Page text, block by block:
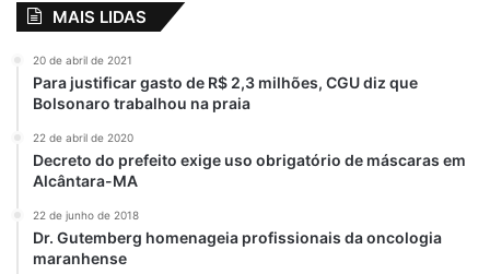
Parlamento Estadual seguiu com o
governador Carlos Brandão para prestigiar o
Instituto Estadual de Educação, Ciência e
Tecnologia do Maranhão (IEMA) na etapa
estadual do Fira Robo World Cup, evento
de robótica que visa incentivar e fomentar o
adolescentes e adultos.
MAIS LIDAS
20 de abril de 2021
Para justificar gasto de R$ 2,3 milhões, CGU diz que
Bolsonaro trabalhou na praia
22 de abril de 2020
Decreto do prefeito exige uso obrigatório de máscaras em
Alcântara-MA
22 de junho de 2018
Dr. Gutemberg homenageia profissionais da oncologia
maranhense